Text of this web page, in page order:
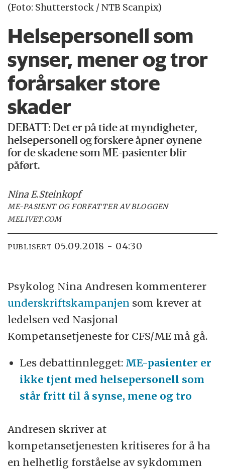
(Foto: Shutterstock / NTB Scanpix)
Helsepersonell som
synser, mener og tror
forårsaker store
skader
DEBATT: Det er på tide at myndigheter,
helsepersonell og forskere åpner øynene
for de skadene som ME-pasienter blir
påført.
Nina E.Steinkopf
ME-PASIENT OG FORFATTER AV BLOGGEN
MELIVET.COM
PUBLISERT 05.09.2018 - 04:30
Psykolog Nina Andresen kommenterer
underskriftskampanjen som krever at
ledelsen ved Nasjonal
Kompetansetjeneste for CFS/ME må gå.
Les debattinnlegget: ME-pasienter er
ikke tjent med helsepersonell som
står fritt til å synse, mene og tro
Andresen skriver at
kompetansetjenesten kritiseres for å ha
en helhetlig forståelse av sykdommen